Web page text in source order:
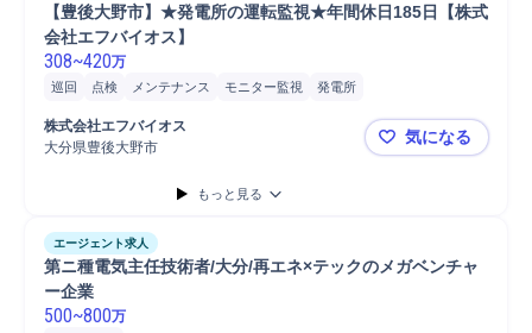
【豊後大野市】★発電所の運転監視★年間休日185日【株式
会社エフバイオス】
308~420万
巡回 点検 メンテナンス モニター監視 発電所
株式会社エフバイオス
大分県豊後大野市
【豊後大野
気になる
もっと見る
エージェント求人
第ニ種電気主任技術者/大分/再エネ×テックのメガベンチャ
ー企業
500~800万